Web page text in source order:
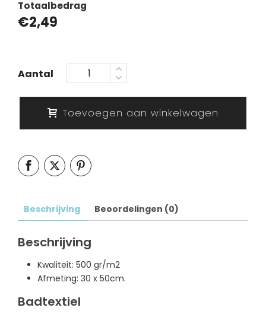
Totaalbedrag
€2,49
Aantal
Toevoegen aan winkelwagen
Beschrijving Beoordelingen (0)
Beschrijving
Kwaliteit: 500 gr/m2
Afmeting: 30 x 50cm.
Badtextiel